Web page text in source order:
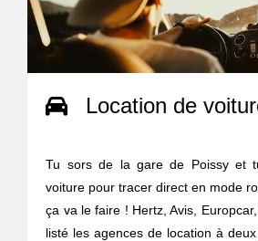
Location de
Tu sors de la gare de Poissy et
voiture pour tracer direct en mode
ça va le faire ! Hertz, Avis,
listé les agences de location à